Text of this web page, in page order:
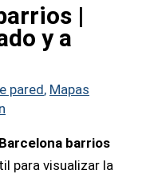
|
y a
pared, Mapas
barrios
para visualizar la